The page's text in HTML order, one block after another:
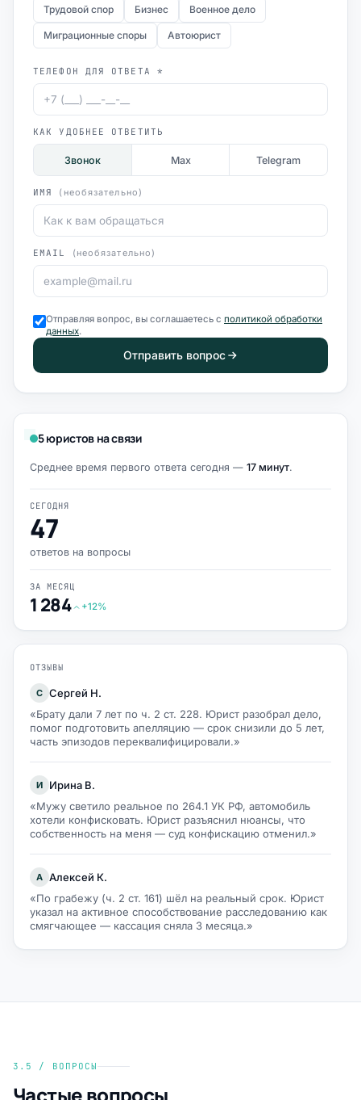
Трудовой спор Бизнес Военное дело
Миграционные споры Автоюрист
ТЕЛЕФОН ДЛЯ ОТВЕТА *
КАК УДОБНЕЕ ОТВЕТИТЬ
Звонок Max Telegram
ИМЯ (необязательно)
EMAIL (необязательно)
Отправляя вопрос, вы соглашаетесь с политикой обработки
данных.
Отправить вопрос
5 юристов на связи
Среднее время первого ответа сегодня — 17 минут.
СЕГОДНЯ
47
ответов на вопросы
ЗА МЕСЯЦ
1 284 +12%
ОТЗЫВЫ
С Сергей Н.
«Брату дали 7 лет по ч. 2 ст. 228. Юрист разобрал дело,
помог подготовить апелляцию — срок снизили до 5 лет,
часть эпизодов переквалифицировали.»
И
Ирина В.
«Мужу светило реальное по 264.1 УК РФ, автомобиль
хотели конфисковать. Юрист разъяснил нюансы, что
собственность на меня — суд конфискацию отменил.»
А Алексей К.
«По грабежу (ч. 2 ст. 161) шёл на реальный срок. Юрист
указал на активное способствование расследованию как
смягчающее — кассация сняла 3 месяца.»
3.5 / ВОПРОСЫ